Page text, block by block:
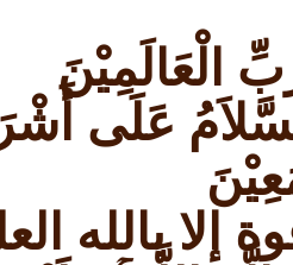
الْعَالَمِيْنَ
عَلَى
إلا بالله